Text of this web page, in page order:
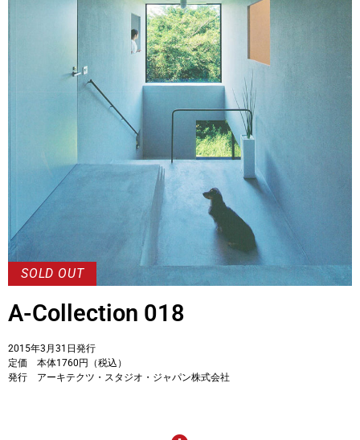
A-Collection 018
2015年3月31日発行
定価 本体1760円（税込）
発行 アーキテクツ・スタジオ・ジャパン株式会社